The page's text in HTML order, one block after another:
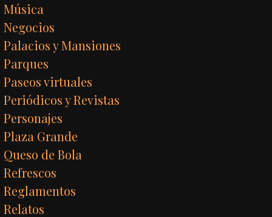
Música
Negocios
Palacios y Mansiones
Parques
Paseos virtuales
Periódicos y Revistas
Personajes
Plaza Grande
Queso de Bola
Refrescos
Reglamentos
Relatos